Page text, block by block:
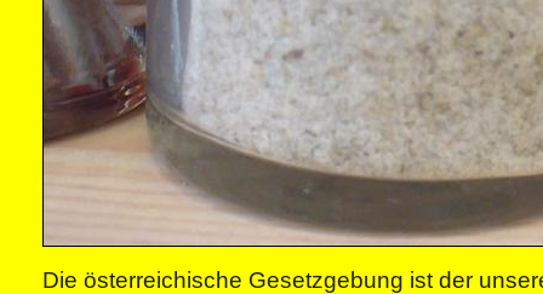
Die österreichische Gesetzgebung ist der